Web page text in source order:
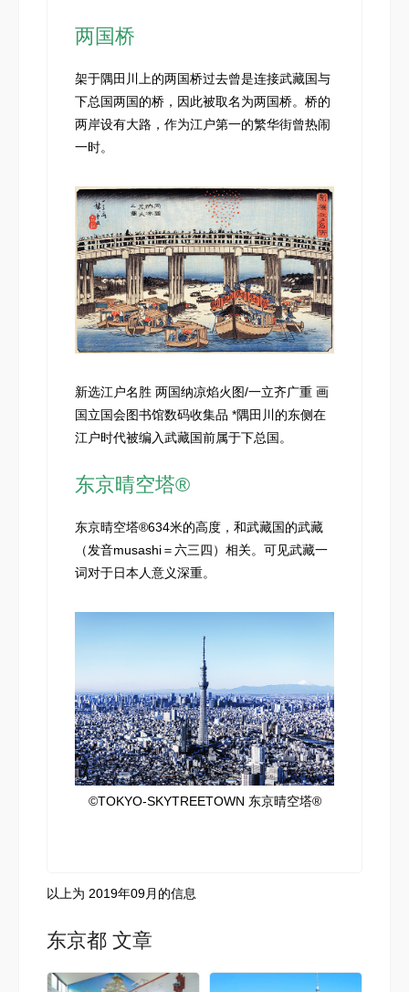
两国桥
架于隅田川上的两国桥过去曾是连接武藏国与
下总国两国的桥，因此被取名为两国桥。桥的
两岸设有大路，作为江户第一的繁华街曾热闹
一时。
新选江户名胜 两国纳凉焰火图/一立齐广重 画
国立国会图书馆数码收集品 *隅田川的东侧在
江户时代被编入武藏国前属于下总国。
东京晴空塔®
东京晴空塔®634米的高度，和武藏国的武藏
（发音musashi＝六三四）相关。可见武藏一
词对于日本人意义深重。
©TOKYO-SKYTREETOWN 东京晴空塔®
以上为 2019年09月的信息
东京都 文章